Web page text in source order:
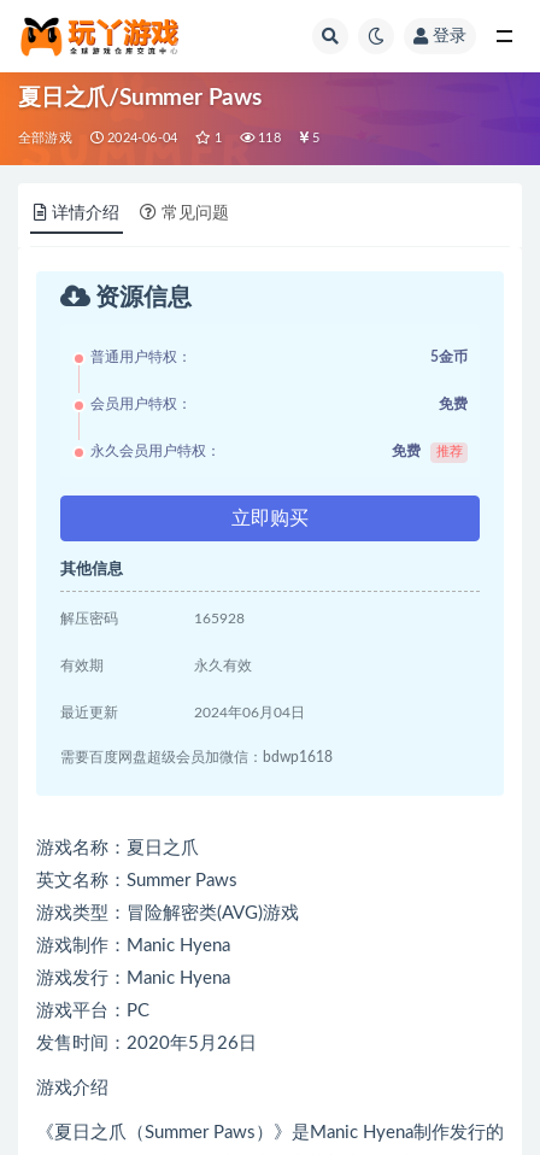
登录
夏日之爪/Summer Paws
全部游戏 2024-06-04 1 118 5
详情介绍 常见问题
资源信息
普通用户特权： 5金币
会员用户特权： 免费
永久会员用户特权： 免费 推荐
立即购买
其他信息
解压密码 165928
有效期 永久有效
最近更新 2024年06月04日
需要百度网盘超级会员加微信：bdwp1618
游戏名称：夏日之爪
英文名称：Summer Paws
游戏类型：冒险解密类(AVG)游戏
游戏制作：Manic Hyena
游戏发行：Manic Hyena
游戏平台：PC
发售时间：2020年5月26日
游戏介绍
《夏日之爪（Summer Paws）》是Manic Hyena制作发行的